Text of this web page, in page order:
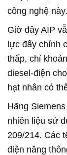
công nghệ này.
Giờ đây AIP
lực đẩy chính
thấp, chỉ
diesel-điện
hạt nhân có
Hãng
nhiên liệu sử
209/214. Các
điện năng